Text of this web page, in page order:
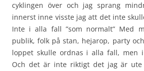
cyklingen över och jag sprang
innerst inne visste jag att det inte
Inte i alla fall ”som normalt” Med
publik, folk på stan, hejarop, party
loppet skulle ordnas i alla fall, men
Och det är inte riktigt det jag är